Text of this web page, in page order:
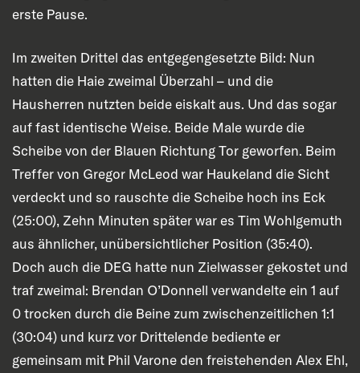
erste Pause.
Im zweiten Drittel das entgegengesetzte Bild: Nun
hatten die Haie zweimal Überzahl – und die
Hausherren nutzten beide eiskalt aus. Und das sogar
auf fast identische Weise. Beide Male wurde die
Scheibe von der Blauen Richtung Tor geworfen. Beim
Treffer von Gregor McLeod war Haukeland die Sicht
verdeckt und so rauschte die Scheibe hoch ins Eck
(25:00), Zehn Minuten später war es Tim Wohlgemuth
aus ähnlicher, unübersichtlicher Position (35:40).
Doch auch die DEG hatte nun Zielwasser gekostet und
traf zweimal: Brendan O’Donnell verwandelte ein 1 auf
0 trocken durch die Beine zum zwischenzeitlichen 1:1
(30:04) und kurz vor Drittelende bediente er
gemeinsam mit Phil Varone den freistehenden Alex Ehl,